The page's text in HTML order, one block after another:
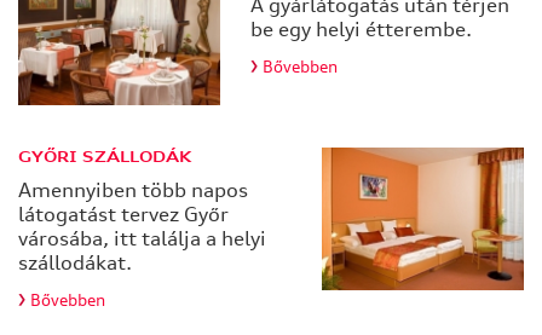
A gyárlátogatás után térjen
be egy helyi étterembe.
Bővebben
GYŐRI SZÁLLODÁK
Amennyiben több napos
látogatást tervez Győr
városába, itt találja a helyi
szállodákat.
Bővebben
az
esetek
többségében
sütik
végez.
információk
vonatkozhatnak
Önre
felhasználóra,